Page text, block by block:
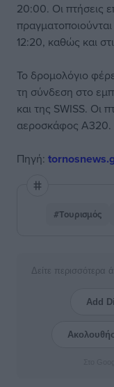
20:00. Οι πτήσεις
12:20, καθώς και
Το δρομολόγιο
τη σύνδεση στο
και της SWISS. Οι
αεροσκάφος A320.
Πηγή:
#Τουρισμός
Δείτε
Add